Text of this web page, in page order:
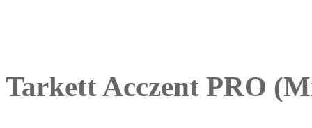
Tarkett Acczent PRO